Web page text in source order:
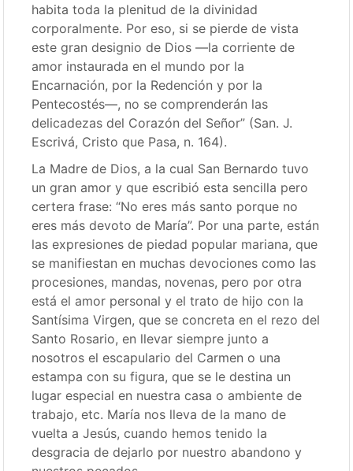
habita toda la plenitud de la divinidad
corporalmente. Por eso, si se pierde de vista
este gran designio de Dios —la corriente de
amor instaurada en el mundo por la
Encarnación, por la Redención y por la
Pentecostés—, no se comprenderán las
delicadezas del Corazón del Señor” (San. J.
Escrivá, Cristo que Pasa, n. 164).
La Madre de Dios, a la cual San Bernardo tuvo
un gran amor y que escribió esta sencilla pero
certera frase: “No eres más santo porque no
eres más devoto de María”. Por una parte, están
las expresiones de piedad popular mariana, que
se manifiestan en muchas devociones como las
procesiones, mandas, novenas, pero por otra
está el amor personal y el trato de hijo con la
Santísima Virgen, que se concreta en el rezo del
Santo Rosario, en llevar siempre junto a
nosotros el escapulario del Carmen o una
estampa con su figura, que se le destina un
lugar especial en nuestra casa o ambiente de
trabajo, etc. María nos lleva de la mano de
vuelta a Jesús, cuando hemos tenido la
desgracia de dejarlo por nuestro abandono y